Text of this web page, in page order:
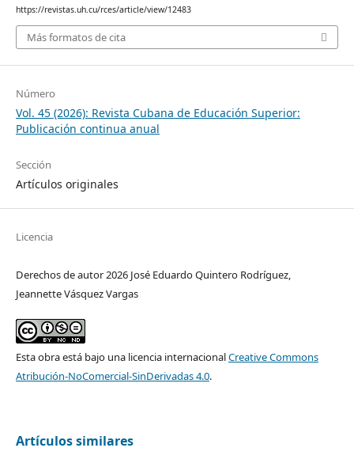
https://revistas.uh.cu/rces/article/view/12483
Más formatos de cita
Número
Vol. 45 (2026): Revista Cubana de Educación Superior:
Publicación continua anual
Sección
Artículos originales
Licencia
Derechos de autor 2026 José Eduardo Quintero Rodríguez,
Jeannette Vásquez Vargas
Esta obra está bajo una licencia internacionalCreative Commons
Atribución-NoComercial-SinDerivadas 4.0.
Artículos similares